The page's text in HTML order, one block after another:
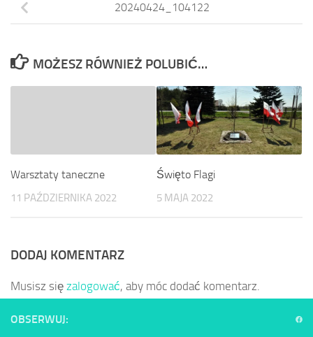
20240424_104122
MOŻESZ RÓWNIEŻ POLUBIĆ…
Warsztaty taneczne
11 PAŹDZIERNIKA 2022
Święto Flagi
5 MAJA 2022
DODAJ KOMENTARZ
Musisz się zalogować, aby móc dodać komentarz.
OBSERWUJ: